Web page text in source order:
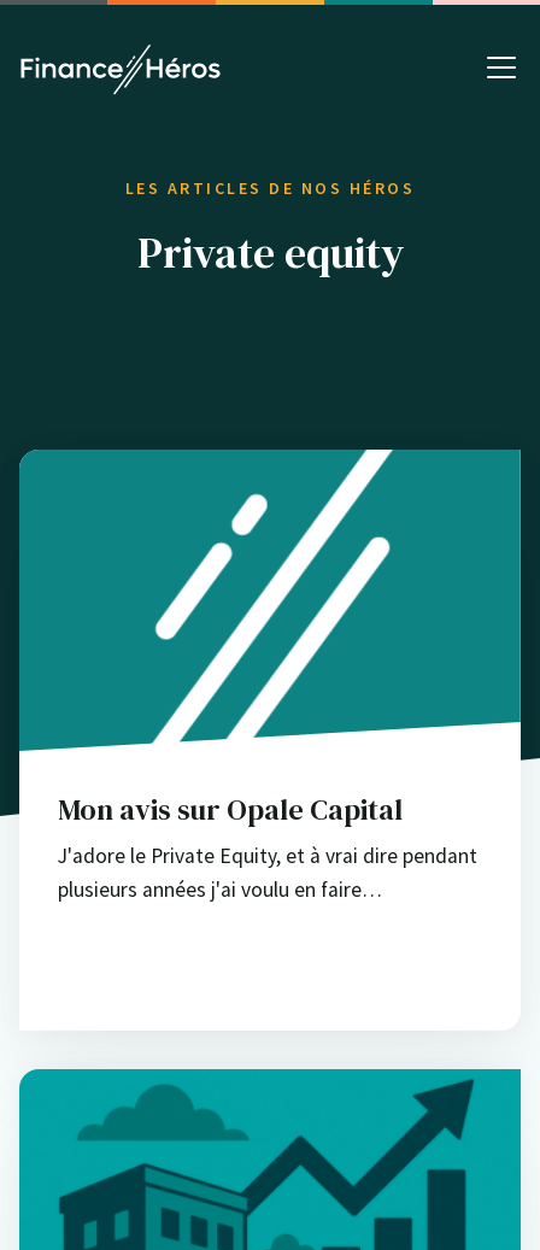
LES ARTICLES DE NOS HÉROS
Private equity
Mon avis sur Opale Capital
J'adore le Private Equity, et à vrai dire pendant
plusieurs années j'ai voulu en faire…